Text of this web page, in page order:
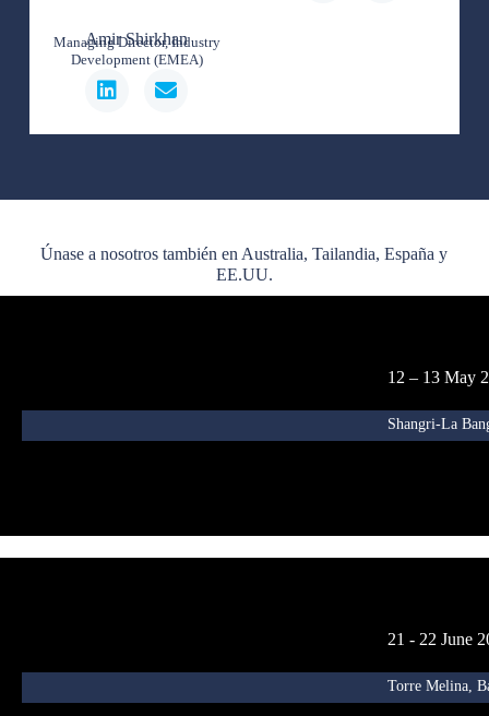
Amir Shirkhan
Managing Director, Industry
Development (EMEA)
Únase a nosotros también en Australia, Tailandia, España y
EE.UU.
12 – 13 May
Shangri-La
21 - 22 June
Torre Melina,